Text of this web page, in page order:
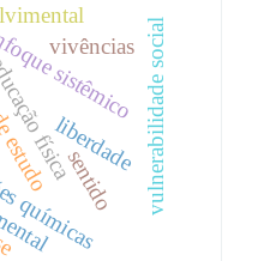
sistêmico
químicas
física vulnerabilidade social
sentido
liberdade
vivências